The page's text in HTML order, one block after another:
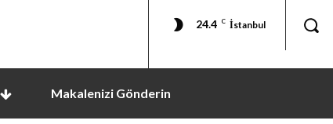
24.4 C İstanbul
Makalenizi Gönderin